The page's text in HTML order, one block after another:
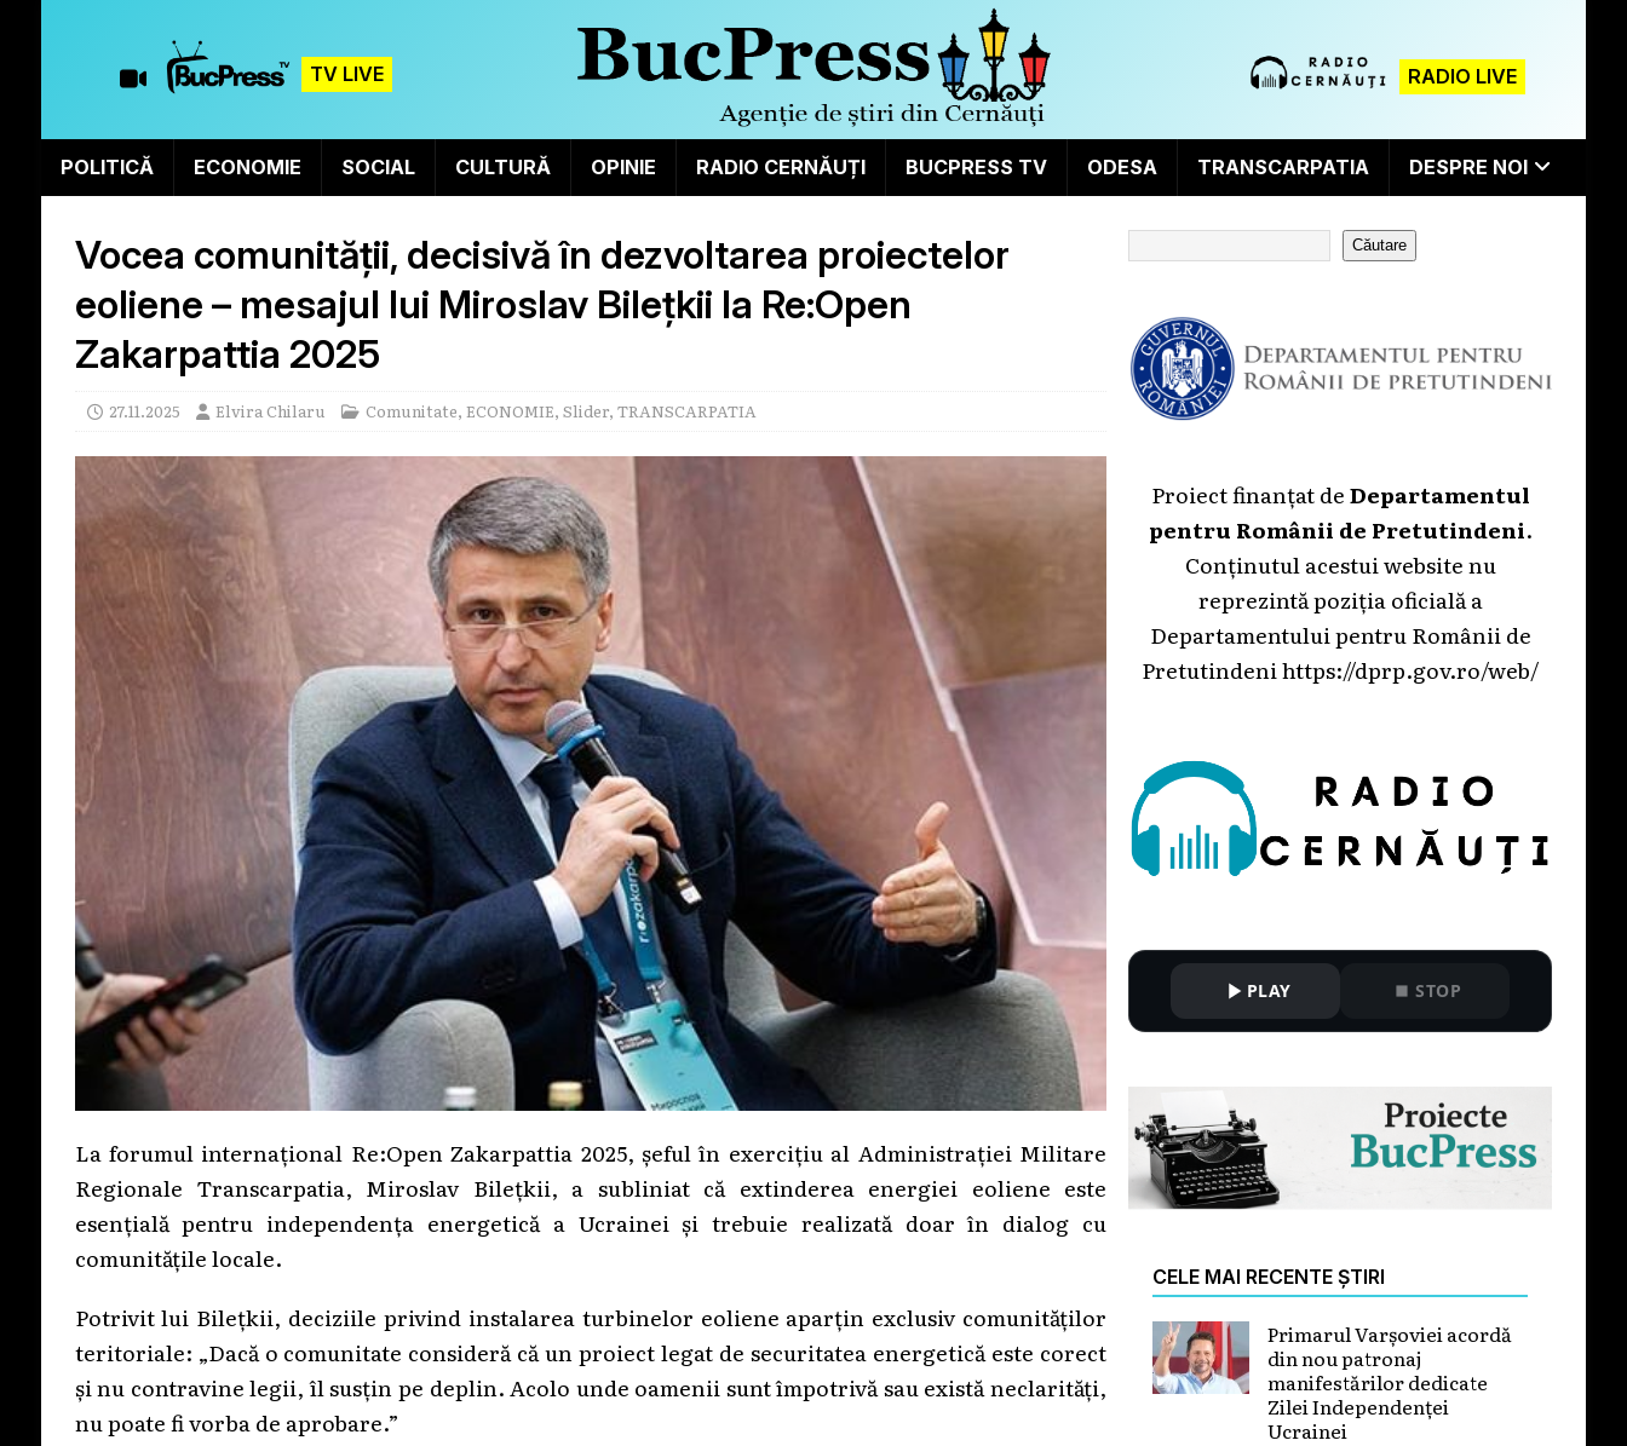
TV LIVE RADIO LIVE
POLITICĂ ECONOMIE SOCIAL CULTURĂ OPINIE RADIO CERNĂUȚI BUCPRESS TV ODESA TRANSCARPATIA DESPRE NOI
Vocea comunității, decisivă în dezvoltarea proiectelor
eoliene – mesajul lui Miroslav Bilețkii la Re:Open
Zakarpattia 2025
27.11.2025 Elvira Chilaru Comunitate, ECONOMIE, Slider, TRANSCARPATIA
La forumul internațional Re:Open Zakarpattia 2025, șeful în exercițiu al Administrației Militare
Regionale Transcarpatia, Miroslav Bilețkii, a subliniat că extinderea energiei eoliene este
esențială pentru independența energetică a Ucrainei și trebuie realizată doar în dialog cu
comunitățile locale.
Potrivit lui Bilețkii, deciziile privind instalarea turbinelor eoliene aparțin exclusiv comunităților
teritoriale: „Dacă o comunitate consideră că un proiect legat de securitatea energetică este corect
și nu contravine legii, îl susțin pe deplin. Acolo unde oamenii sunt împotrivă sau există neclarități,
nu poate fi vorba de aprobare.”
Căutare
Proiect finanțat deDepartamentul
pentru Românii de Pretutindeni.
Conținutul acestui website nu
reprezintă poziția oficială a
Departamentului pentru Românii de
Pretutindenihttps://dprp.gov.ro/web/
PLAY STOP
CELE MAI RECENTE ȘTIRI
Primarul Varșoviei acordă
din nou patronaj
manifestărilor dedicate
Zilei Independenței
Ucrainei